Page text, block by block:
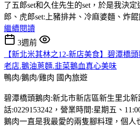
了五郎set和久住先生的set，於是我決
郎、虎郎set:上豬排丼、冷麻婆麵、炸餛
繼續閱讀
3週前
【新北米其林之12-新店美食】碧潭橋
老店.鵝油蔥麵.韭菜鵝血真心美味
鴨肉/鵝肉/雞肉 國內旅遊
碧潭橋頭鵝肉:新北市新店區新生里北新
話:0229153242，營業時間:星期五、
鵝肉一直是我最愛的兩隻腳料理，個人